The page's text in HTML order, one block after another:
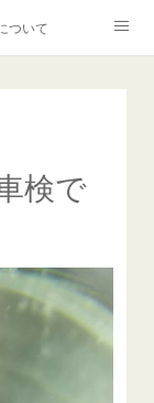
ついて
磨き
ル』
リペア施工価格
検で